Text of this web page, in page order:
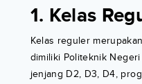
1. Kelas
Kelas reguler
dimiliki Politeknik
jenjang D2, D3, D4,